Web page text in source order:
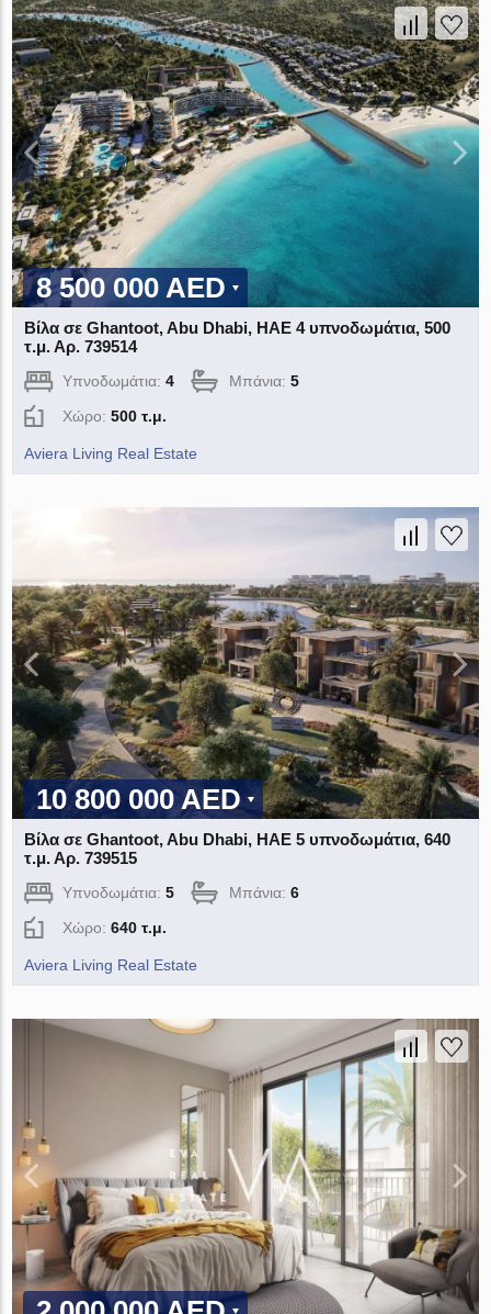
8 500 000 AED
Βίλα σε Ghantoot, Abu Dhabi, ΗΑΕ 4 υπνοδωμάτια, 500
τ.μ. Αρ. 739514
Υπνοδωμάτια:4 Μπάνια:5
Χώρο:500 τ.μ.
Aviera Living Real Estate
10 800 000 AED
Βίλα σε Ghantoot, Abu Dhabi, ΗΑΕ 5 υπνοδωμάτια, 640
τ.μ. Αρ. 739515
Υπνοδωμάτια:5 Μπάνια:6
Χώρο:640 τ.μ.
Aviera Living Real Estate